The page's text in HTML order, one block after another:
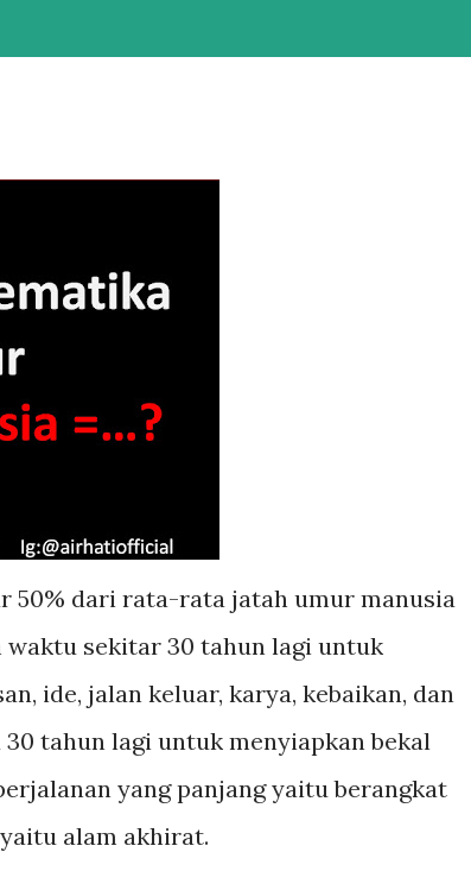
50% dari rata-rata jatah umur manusia
waktu sekitar 30 tahun lagi untuk
ide, jalan keluar, karya, kebaikan, dan
tahun lagi untuk menyiapkan bekal
yang panjang yaitu berangkat
alam akhirat.